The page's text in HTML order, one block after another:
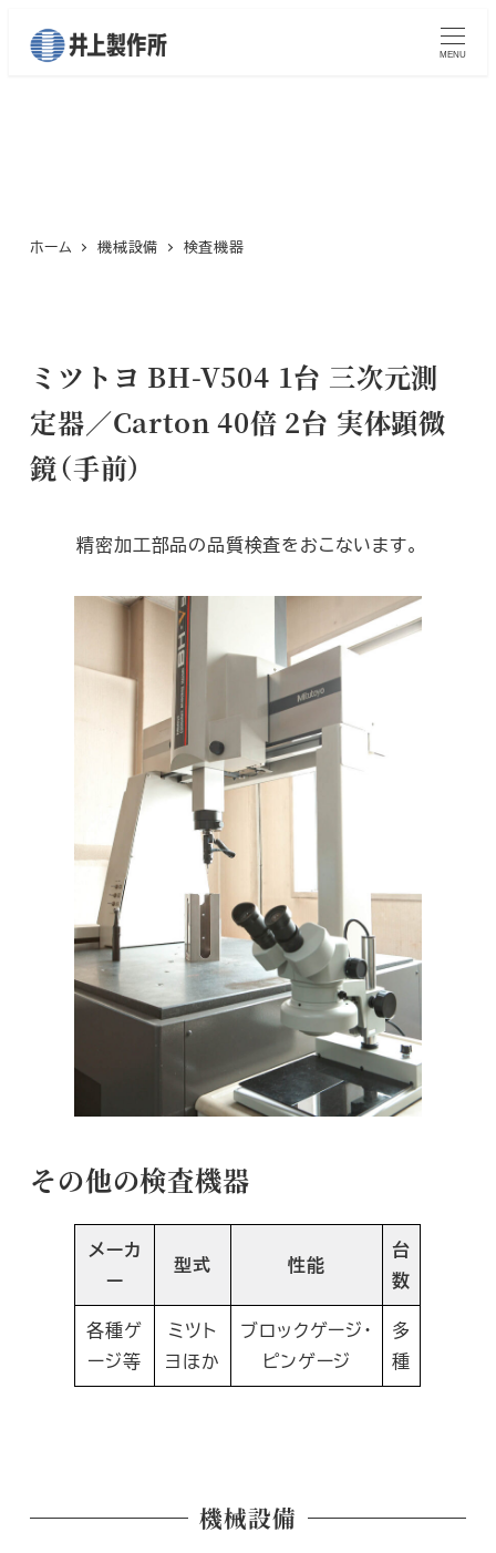
MENU
ホーム 機械設備 検査機器
ミツトヨ BH-V504 1台 三次元測
定器／Carton 40倍 2台 実体顕微
鏡（手前）
精密加工部品の品質検査をおこないます。
その他の検査機器
メーカ
ー
型式 性能
台
数
各種ゲ
ージ等
ミツト
ヨほか
ブロックゲージ・
ピンゲージ
多
種
機械設備